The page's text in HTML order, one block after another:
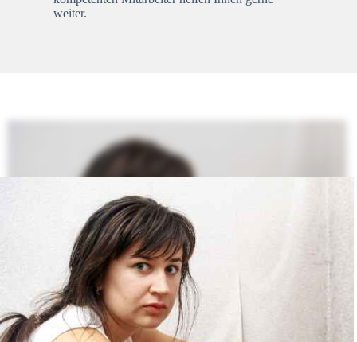
weiter.